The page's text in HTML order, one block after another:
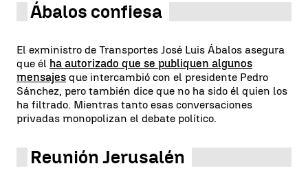
Ábalos confiesa
El exministro de Transportes José Luis Ábalos asegura
que él ha autorizado que se publiquen algunos
mensajes que intercambió con el presidente Pedro
Sánchez, pero también dice que no ha sido él quien los
ha filtrado. Mientras tanto esas conversaciones
privadas monopolizan el debate político.
Reunión Jerusalén